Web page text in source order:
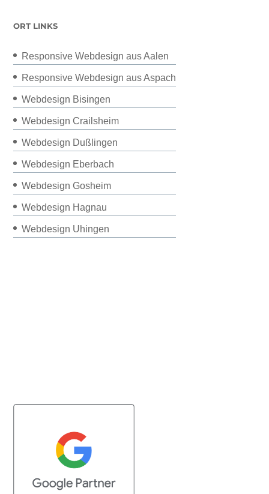
ORT LINKS
Responsive Webdesign aus Aalen
Responsive Webdesign aus Aspach
Webdesign Bisingen
Webdesign Crailsheim
Webdesign Dußlingen
Webdesign Eberbach
Webdesign Gosheim
Webdesign Hagnau
Webdesign Uhingen